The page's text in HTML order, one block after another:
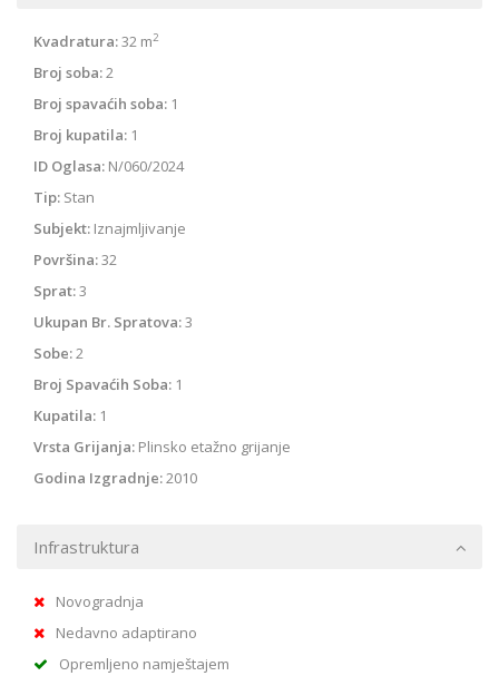
Kvadratura:32 m2
Broj soba:2
Broj spavaćih soba: 1
Broj kupatila: 1
ID Oglasa: N/060/2024
Tip: Stan
Subjekt: Iznajmljivanje
Površina:32
Sprat:3
Ukupan Br. Spratova:3
Sobe:2
Broj Spavaćih Soba: 1
Kupatila: 1
Vrsta Grijanja: Plinsko etažno grijanje
Godina Izgradnje:2010
Infrastruktura
Novogradnja
Nedavno adaptirano
Opremljeno namještajem